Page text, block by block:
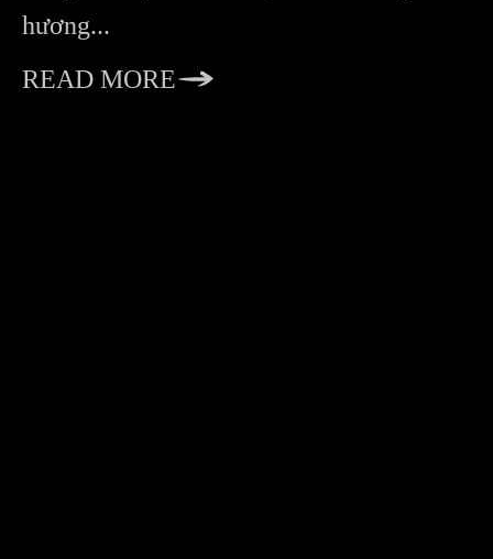
hương...
READ MORE